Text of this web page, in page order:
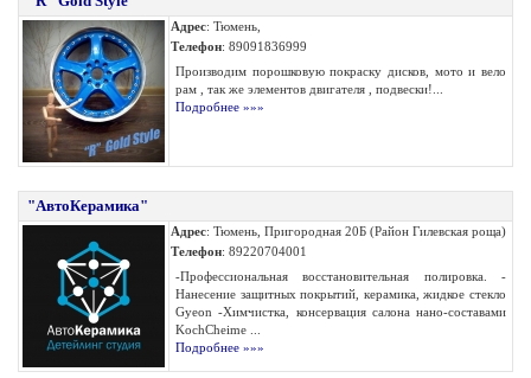
Адрес: Тюмень,
Телефон: 89091836999
Производим порошковую покраску дисков, мото и вело
рам , так же элементов двигателя , подвески!...
Подробнее »»»
"АвтоКерамика"
Адрес: Тюмень, Пригородная 20Б (Район Гилевская роща)
Телефон: 89220704001
-Профессиональная восстановительная полировка. -
Нанесение защитных покрытий, керамика, жидкое стекло
Gyeon -Химчистка, консервация салона нано-составами
KochCheime ...
Подробнее »»»